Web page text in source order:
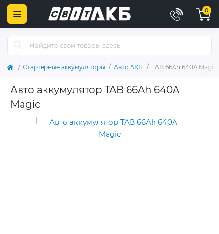
0
Стартерные аккумуляторы Авто АКБ TAB 66Ah 640A Magic
Авто аккумулятор TAB 66Ah 640A
Magic